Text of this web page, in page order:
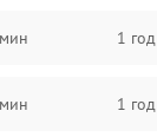
1 год
1 год